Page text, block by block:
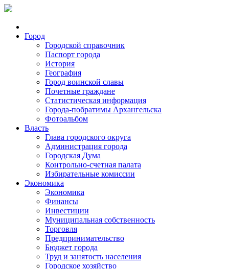
Город
Городской справочник
Паспорт города
История
География
Город воинской славы
Почетные граждане
Статистическая информация
Города-побратимы Архангельска
Фотоальбом
Власть
Глава городского округа
Администрация города
Городская Дума
Контрольно-счетная палата
Избирательные комиссии
Экономика
Экономика
Финансы
Инвестиции
Муниципальная собственность
Торговля
Предпринимательство
Бюджет города
Труд и занятость населения
Городское хозяйство